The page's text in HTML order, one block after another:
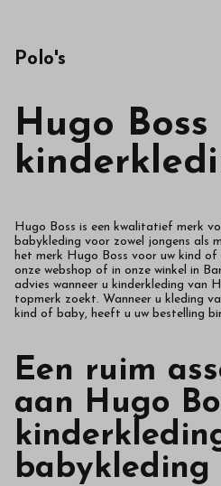
Polo's
Hugo
Hugo Boss is een kwalitatief merk
babykleding voor zowel jongens als
het merk Hugo Boss voor uw kind
onze webshop of in onze winkel in
advies wanneer u kinderkleding van
topmerk zoekt. Wanneer u kleding
kind of baby, heeft u uw bestelling
Een ruim
aan Hugo
babykleding